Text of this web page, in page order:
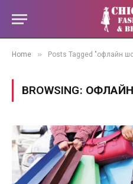
Home » Posts Tagged "офлайн
BROWSING: